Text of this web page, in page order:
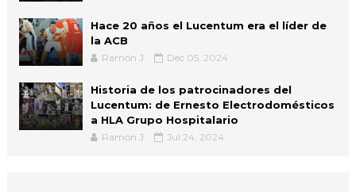
Hace 20 años el Lucentum era el líder de
la ACB
Ramón J. Dec 05, 2024
Historia de los patrocinadores del
Lucentum: de Ernesto Electrodomésticos
a HLA Grupo Hospitalario
Ramón J. Jul 24, 2024